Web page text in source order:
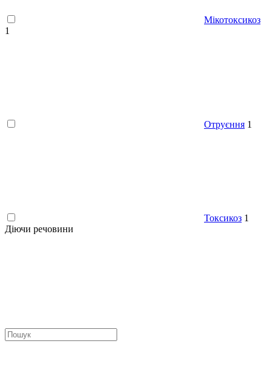
Мікотоксикоз
1
Отруєння 1
Токсикоз 1
Діючи речовини